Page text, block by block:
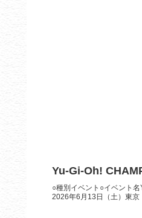
Yu-Gi-Oh!
○種別イベント○イベント
2026年6月13日（土）東